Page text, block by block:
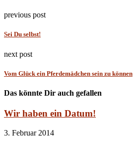
previous post
Sei Du selbst!
next post
Vom Glück ein Pferdemädchen sein zu können
Das könnte Dir auch gefallen
Wir haben ein Datum!
3. Februar 2014